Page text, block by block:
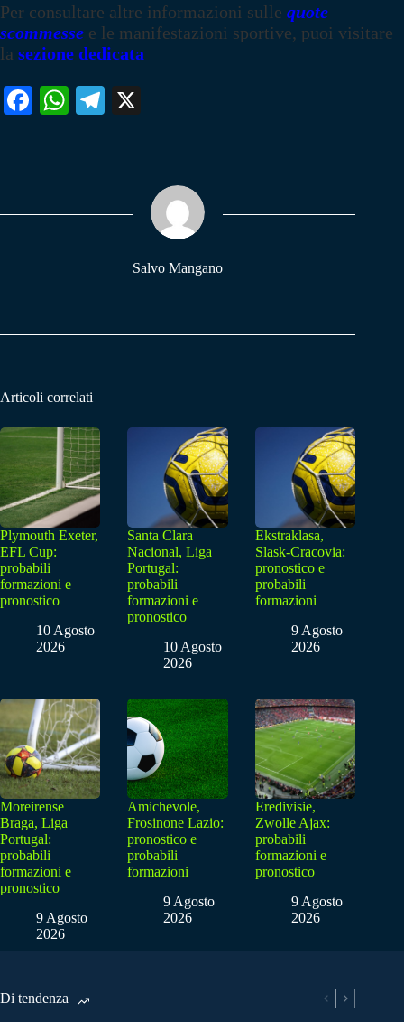
Per consultare altre informazioni sulle quote
scommesse e le manifestazioni sportive, puoi visitare
la sezione dedicata
Fa W
pp
Te
m
Salvo Mangano
Articoli correlati
Plymouth Exeter,
EFL Cup:
probabili
formazioni e
pronostico
10 Agosto
2026
Santa Clara
Nacional, Liga
Portugal:
probabili
formazioni e
pronostico
10 Agosto
2026
Ekstraklasa,
Slask-Cracovia:
pronostico e
probabili
formazioni
9 Agosto
2026
Moreirense
Braga, Liga
Portugal:
probabili
formazioni e
pronostico
9 Agosto
2026
Amichevole,
Frosinone Lazio:
pronostico e
probabili
formazioni
9 Agosto
2026
Eredivisie,
Zwolle Ajax:
probabili
formazioni e
pronostico
9 Agosto
2026
Di tendenza